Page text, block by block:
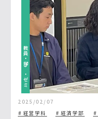
教員・学び・ゼミ
2025/02/07
経営学科
経済学部